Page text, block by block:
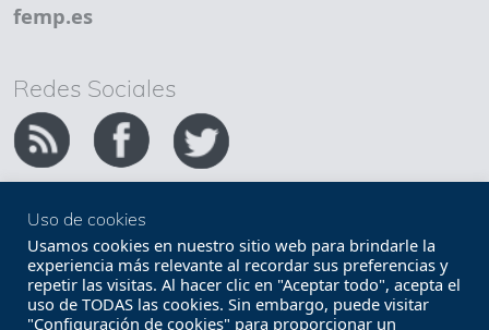
femp.es
Redes Sociales
Copyright FEMP
Accesibilidad
Términos legales
Política de privacidad
Uso de cookies
Usamos cookies en nuestro sitio web para brindarle la
experiencia más relevante al recordar sus preferencias y
repetir las visitas. Al hacer clic en "Aceptar todo", acepta el
uso de TODAS las cookies. Sin embargo, puede visitar
"Configuración de cookies" para proporcionar un